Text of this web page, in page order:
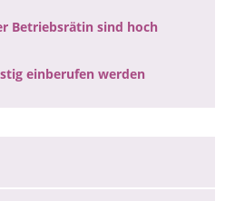
Betriebsrätin sind hoch
einberufen werden